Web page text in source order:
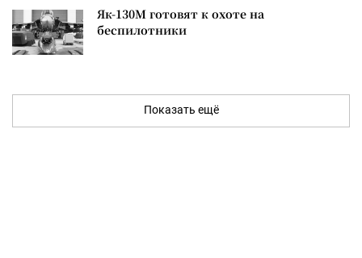
Як-130М готовят к охоте на
беспилотники
Показать ещё